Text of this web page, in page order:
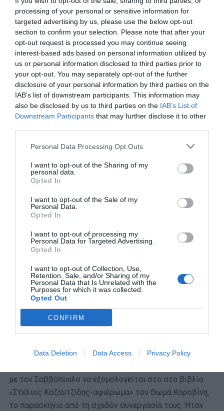
processing of your personal or sensitive information for
targeted advertising by us, please use the below opt-out
section to confirm your selection. Please note that after your
opt-out request is processed you may continue seeing
interest-based ads based on personal information utilized by
us or personal information disclosed to third parties prior to
your opt-out. You may separately opt-out of the further
disclosure of your personal information by third parties on the
IAB’s list of downstream participants. This information may
also be disclosed by us to third parties on the IAB’s List of
Downstream Participants that may further disclose it to other
Personal Data Processing Opt Outs
I want to opt-out of the Sharing of my
personal data.
Opted In
I want to opt-out of the Sale of my
Personal Data.
Opted In
I want to opt-out of processing my
Personal Data for Targeted Advertising.
Opted In
I want to opt-out of Collection, Use,
Retention, Sale, and/or Sharing of my
Personal Data that Is Unrelated with the
Purposes for which it was collected.
Opted Out
CONFIRM
Data Deletion Data Access Privacy Policy
μουσική ως μέσο έκφρασης των σκέψεων και των
συναισθημάτων του.
Έσωζε ζωές: Ο λόγος που το θρυλικό «Ντιρλαντά»
έστειλε τον Σαββόπουλο στα δικαστήρια
Ωστόσο, δεν έλειψαν οι στιγμές όπου οι δύο
καλλιτέχνες εξέφρασαν τον αλληλοσεβασμό τους. Ο
Σαββόπουλος είχε εκφράσει την εκτίμησή του για την
ερμηνεία και την προσφορά του Καζαντζίδη,
αναγνωρίζοντας τη σημασία του στη διαμόρφωση της
ελληνικής μουσικής ταυτότητας. Από την άλλη, ο
γενιά μουσικών, αναγνώρισε τον Σαββόπουλο ως έναν
σημαντικό και ταλαντούχο δημιουργό.
με τον Σαββόπουλο να εξομολογείται στο στο βιβλίο
«Στέλιος Καζαντζίδης-αφιέρωμα» του Θωμά Κοροβίνη,
το παρασκήνιο από τη σχεδόν συνεργασία τους. Ήταν